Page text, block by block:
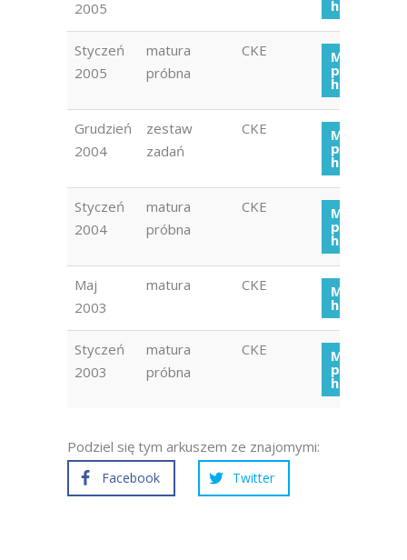
2005 historia
Styczeń
2005
matura
próbna
CKE Matura
próbna
historia
Grudzień
2004
zestaw
zadań
CKE Matura
próbna
historia
Styczeń
2004
matura
próbna
CKE Matura
próbna
historia
Maj
2003
matura CKE Matura
historia
Styczeń
2003
matura
próbna
CKE Matura
próbna
historia
Podziel się tym arkuszem ze znajomymi:
Facebook Twitter